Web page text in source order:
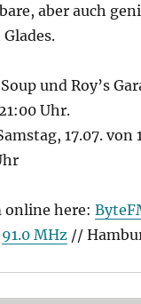
aber auch
und Roy’s
Uhr.
17.07.
online here:
91.0 MHz//